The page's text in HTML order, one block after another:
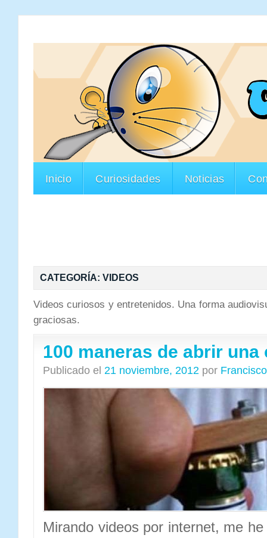
Inicio Curiosidades Noticias
CATEGORÍA: VIDEOS
Videos curiosos y entretenidos. Una forma
graciosas.
100 maneras de abrir una
Publicado el 21 noviembre, 2012 por
Mirando videos por internet, me